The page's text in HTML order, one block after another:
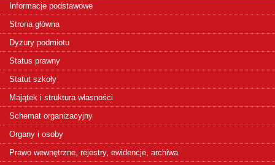
Informacje podstawowe
Strona główna
Dyżury podmiotu
Status prawny
Statut szkoły
Majątek i struktura własności
Schemat organizacyjny
Organy i osoby
Prawo wewnętrzne, rejestry, ewidencje, archiwa